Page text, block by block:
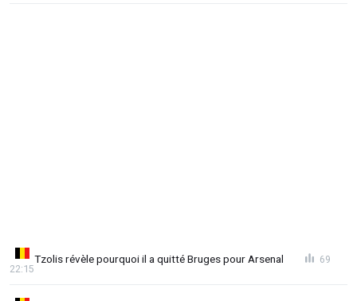
Tzolis révèle pourquoi il a quitté Bruges pour Arsenal
22:15
69